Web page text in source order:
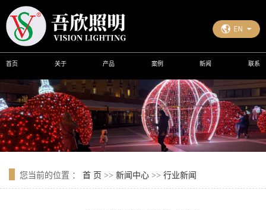
首页 关于 产品 案例 新闻 联系
您当前的位置 ： 首 页 >> 新闻中心 >> 行业新闻